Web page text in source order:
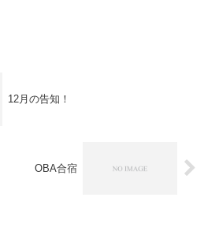
12月の告知！
OBA合宿